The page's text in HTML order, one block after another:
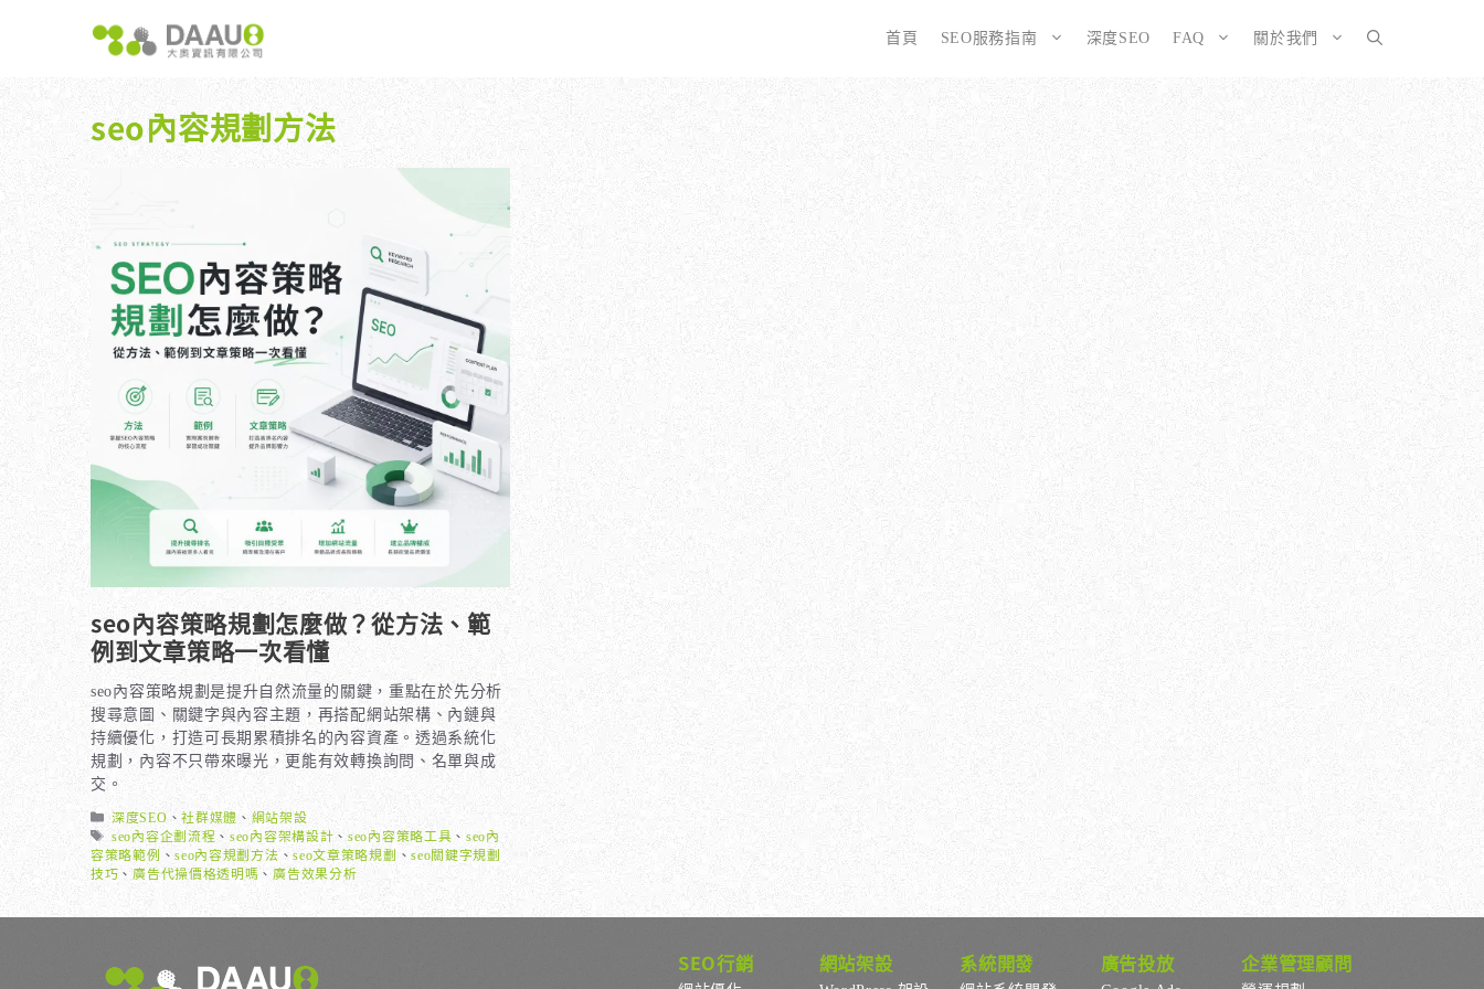
內
首頁 SEO服務指南
大奧獨家 AISEO矩陣系統｜SEO自動化輕鬆佈局關鍵字
八大專業SEO服務：網站流量快速成長
維基百科：提升品牌形象與SEO的雙贏策略
網站系統開發：打造高效能業務需求的網站
全面優化網站語法：提升SEO表現
調整SEO關鍵字分布：精準地收錄
大奧專業寫手團隊：賦予深度與價值
行動優化與語法微調：搜尋引擎更愛
為SEO而生的網站
選擇CMS或客製化網站：為您的打造完美SEO網站
WordPress 架設與 SEO 優化完整方案
SEO網站改造：您的舊網站是否正在拖累排名？
SEO網站維護與長期優化
深度SEO FAQ
如何開始 SEO？新手指南
SEO 的定義與基本概念
什麼是白帽SEO、灰帽SEO與黑帽SEO？
我們提供哪些 SEO 服務？
如何知道哪些服務最適合我的業務？
SEO 優化的具體流程是什麼？
廣告行銷基礎知識
廣告平台與策略選擇
Google Ads 和 Facebook 廣告有什麼不
預算與效益管理
廣告投放後如何追蹤成效？
大奧資訊的網站架設服務包含哪些項目？
如何確保網站符合 SEO 標準？
網站架構與技術 SEO 優化
響應式設計的優勢
關於我們
seo內容規劃方法
seo內容策略規劃怎麼做？從方法、範
例到文章策略一次看懂
seo內容策略規劃是提升自然流量的關鍵，重點在於先分析
搜尋意圖、關鍵字與內容主題，再搭配網站架構、內鏈與
持續優化，打造可長期累積排名的內容資產。透過系統化
規劃，內容不只帶來曝光，更能有效轉換詢問、名單與成
交。
分
類
深度SEO 、社群媒體 、 網站架設
標
籤
seo內容企劃流程 、seo內容架構設計 、seo內容策略工具 、seo內
容策略範例 、seo內容規劃方法 、seo文章策略規劃 、seo關鍵字規劃
技巧 、 廣告代操價格透明嗎 、 廣告效果分析
SEO行銷 網站架設 系統開發 廣告投放 企業管理顧問